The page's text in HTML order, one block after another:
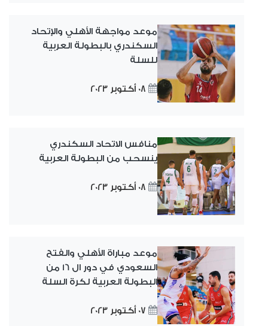
موعد مواجهة الأهلي والإتحاد
السكندري بالبطولة العربية
للسلة
08 أكتوبر 2023
منافس الاتحاد السكندري
ينسحب من البطولة العربية
08 أكتوبر 2023
موعد مباراة الأهلي والفتح
السعودي في دور ال 16 من
البطولة العربية لكرة السلة
07 أكتوبر 2023